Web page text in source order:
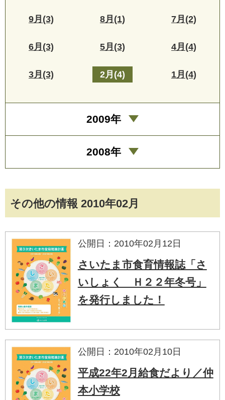
その他の情報 2010年02月
公開日：2010年02月12日
さいたま市食育情報誌「さ
いしょく Ｈ２２年冬号」
を発行しました！
公開日：2010年02月10日
平成22年2月給食だより／仲
本小学校
9月(3) 8月(1) 7月(2)
6月(3) 5月(3) 4月(4)
3月(3) 2月(4) 1月(4)
2009年
2008年